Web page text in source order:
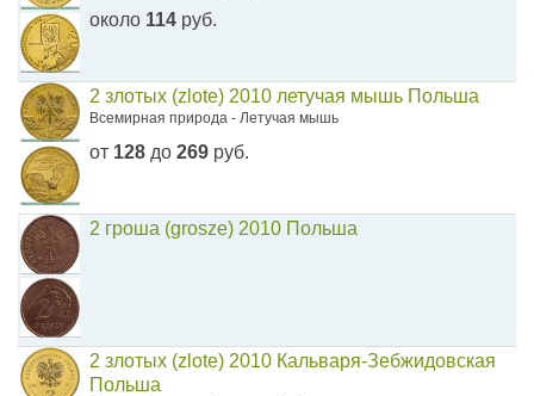
около 114 руб.
2 злотых (zlote) 2010 летучая мышь Польша
Всемирная природа - Летучая мышь
от 128 до 269 руб.
2 гроша (grosze) 2010 Польша
2 злотых (zlote) 2010 Кальваря-Зебжидовская
Польша